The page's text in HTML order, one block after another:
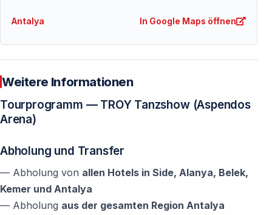
Ja — die Aufführung ist für alle Altersgruppen geeignet
Besteht ein Bezug zum Film „Troy“?
Nein — die Inszenierung basiert auf der ursprünglichen
Legende und den Epen Homers — nicht auf der
Hollywood-Verfilmung.
Wie lange dauert die Vorstellung?
Etwa zwei Stunden.
Handelt es sich um Tanz oder Theater?
Antalya In Google Maps öffnen
Weitere Informationen
Tourprogramm — TROY Tanzshow (Aspendos
Arena)
Abholung und Transfer
— Abholung von allen Hotels in Side, Alanya, Belek,
Kemer und Antalya
— Abholung aus der gesamten Region Antalya